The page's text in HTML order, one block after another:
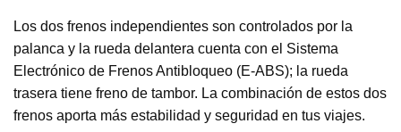
Los dos frenos independientes son controlados por la
palanca y la rueda delantera cuenta con el Sistema
Electrónico de Frenos Antibloqueo (E-ABS); la rueda
trasera tiene freno de tambor. La combinación de estos dos
frenos aporta más estabilidad y seguridad en tus viajes.